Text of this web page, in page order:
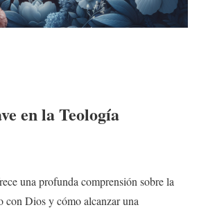
en la Teología
una profunda comprensión sobre la
con Dios y cómo alcanzar una